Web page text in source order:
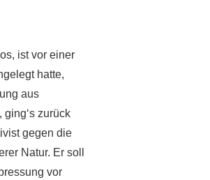
ist vor einer
hatte,
aus
zurück
gegen die
Natur. Er soll
vor